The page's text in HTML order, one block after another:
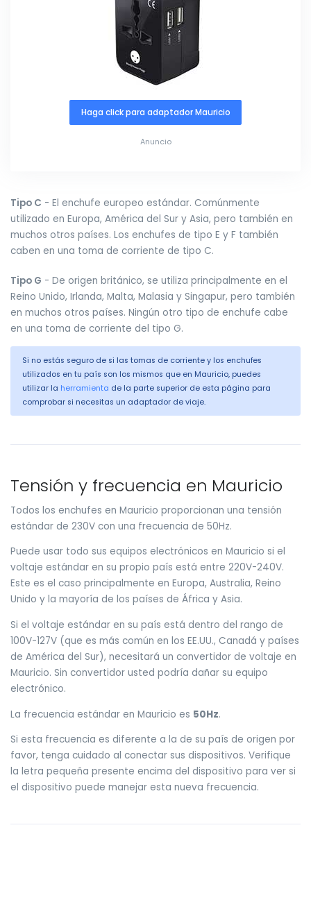
Haga click para adaptador Mauricio
Anuncio
Tipo C - El enchufe europeo estándar. Comúnmente
utilizado en Europa, América del Sur y Asia, pero también en
muchos otros países. Los enchufes de tipo E y F también
caben en una toma de corriente de tipo C.
Tipo G - De origen británico, se utiliza principalmente en el
Reino Unido, Irlanda, Malta, Malasia y Singapur, pero también
en muchos otros países. Ningún otro tipo de enchufe cabe
en una toma de corriente del tipo G.
Si no estás seguro de si las tomas de corriente y los enchufes
utilizados en tu país son los mismos que en Mauricio, puedes
utilizar la herramienta de la parte superior de esta página para
comprobar si necesitas un adaptador de viaje.
Tensión y frecuencia en Mauricio
Todos los enchufes en Mauricio proporcionan una tensión
estándar de 230V con una frecuencia de 50Hz.
Puede usar todo sus equipos electrónicos en Mauricio si el
voltaje estándar en su propio país está entre 220V-240V.
Este es el caso principalmente en Europa, Australia, Reino
Unido y la mayoría de los países de África y Asia.
Si el voltaje estándar en su país está dentro del rango de
100V-127V (que es más común en los EE.UU., Canadá y países
de América del Sur), necesitará un convertidor de voltaje en
Mauricio. Sin convertidor usted podría dañar su equipo
electrónico.
La frecuencia estándar en Mauricio es 50Hz.
Si esta frecuencia es diferente a la de su país de origen por
favor, tenga cuidado al conectar sus dispositivos. Verifique
la letra pequeña presente encima del dispositivo para ver si
el dispositivo puede manejar esta nueva frecuencia.